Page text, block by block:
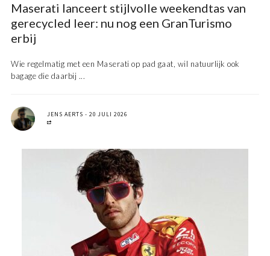
Maserati lanceert stijlvolle weekendtas van
gerecycled leer: nu nog een GranTurismo
erbij
Wie regelmatig met een Maserati op pad gaat, wil natuurlijk ook
bagage die daarbij ...
JENS AERTS 20 JULI 2026